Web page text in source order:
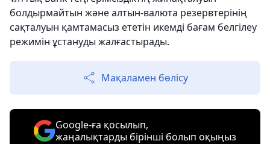
болдырмайтын және алтын-валюта резервтерінің
сақталуын қамтамасыз ететін икемді бағам белгілеу
режимін ұстануды жалғастырады.
Мақаламен бөлісу
Google-ға қосылып,
жаңалықтарды бірінші болып оқыңыз